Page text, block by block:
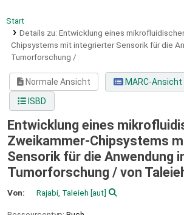
Start
Details zu: Entwicklung eines
Chipsystems mit integrierter Sensorik für die
Tumorforschung /
Normale Ansicht
MARC-Ansicht
ISBD
Entwicklung eines
Zweikammer-Chipsystems
Sensorik für die Anwendung
Tumorforschung / von
Von: Rajabi, Taleieh [aut]